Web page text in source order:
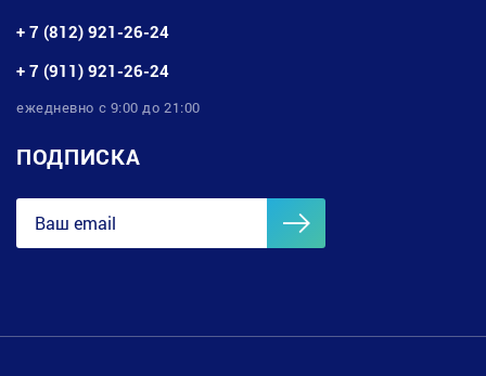
+ 7 (812) 921-26-24
+ 7 (911) 921-26-24
ежедневно с 9:00 до 21:00
ПОДПИСКА